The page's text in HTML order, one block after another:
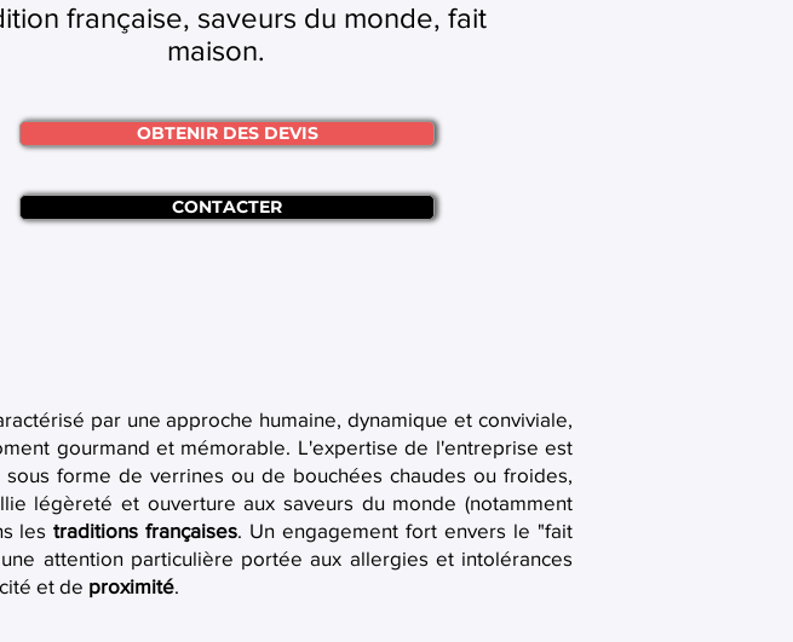
française, saveurs du monde, fait
maison.
OBTENIR DES DEVIS
CONTACTER
par une approche humaine, dynamique et conviviale,
gourmand et mémorable. L'expertise de l'entreprise est
forme de verrines ou de bouchées chaudes ou froides,
légèreté et ouverture aux saveurs du monde (notamment
lestraditions françaises. Un engagement fort envers le "fait
attention particulière portée aux allergies et intolérances
et de proximité.